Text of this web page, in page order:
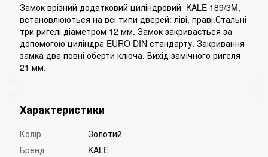
Замок врізний додатковий циліндровий KALE 189/3M,
встановлюються на всі типи дверей: ліві, праві.Стальні
три ригелі діаметром 12 мм. Замок закривається за
допомогою циліндра EURO DIN стандарту. Закривання
замка два повні оберти ключа. Вихід замічного ригеля
21 мм.
Характеристики
Колір
Золотий
Бренд
KALE